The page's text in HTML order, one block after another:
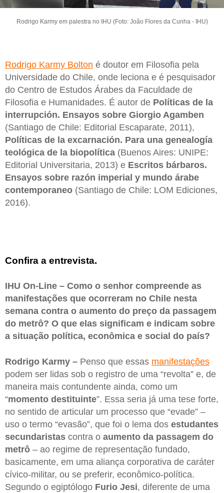
Rodrigo Karmy em palestra no IHU (Foto: João Flores da Cunha - IHU)
Rodrigo Karmy Bolton é doutor em Filosofia pela
Universidade do Chile, onde leciona e é pesquisador
do Centro de Estudos Árabes da Faculdade de
Filosofia e Humanidades. É autor de Políticas de la
interrupción. Ensayos sobre Giorgio Agamben
(Santiago de Chile: Editorial Escaparate, 2011),
Políticas de la excarnación. Para una genealogía
teológica de la biopolítica (Buenos Aires: UNIPE:
Editorial Universitaria, 2013) e Escritos bárbaros.
Ensayos sobre razón imperial y mundo árabe
contemporaneo (Santiago de Chile: LOM Ediciones,
2016).
Confira a entrevista.
IHU On-Line – Como o senhor compreende as
manifestações que ocorreram no Chile nesta
semana contra o aumento do preço da passagem
do metrô? O que elas significam e indicam sobre
a situação política, econômica e social do país?
Rodrigo Karmy – Penso que essas manifestações
podem ser lidas sob o registro de uma “revolta” e, de
maneira mais contundente ainda, como um
“momento destituinte”. Essa seria já uma tese forte,
no sentido de articular um processo que “evade” –
uso o termo “evasão”, que foi o lema dos estudantes
secundaristas contra o aumento da passagem do
metrô – ao regime de representação fundado,
basicamente, em uma aliança corporativa de caráter
cívico-militar, ou se preferir, econômico-política.
Segundo o egiptólogo Furio Jesi, diferente de uma